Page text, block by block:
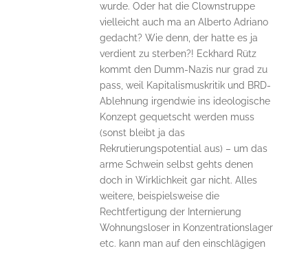
wurde. Oder hat die Clownstruppe
vielleicht auch ma an Alberto Adriano
gedacht? Wie denn, der hatte es ja
verdient zu sterben?! Eckhard Rütz
kommt den Dumm-Nazis nur grad zu
pass, weil Kapitalismuskritik und BRD-
Ablehnung irgendwie ins ideologische
Konzept gequetscht werden muss
(sonst bleibt ja das
Rekrutierungspotential aus) – um das
arme Schwein selbst gehts denen
doch in Wirklichkeit gar nicht. Alles
weitere, beispielsweise die
Rechtfertigung der Internierung
Wohnungsloser in Konzentrationslager
etc. kann man auf den einschlägigen